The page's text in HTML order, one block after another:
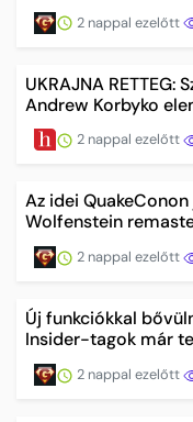
2 nappal ezelőtt
UKRAJNA
Andrew Korbyko
2 nappal ezelőtt
Az idei
Wolfenstein
2 nappal ezelőtt
Új funkciókkal
Insider-tagok már
2 nappal ezelőtt